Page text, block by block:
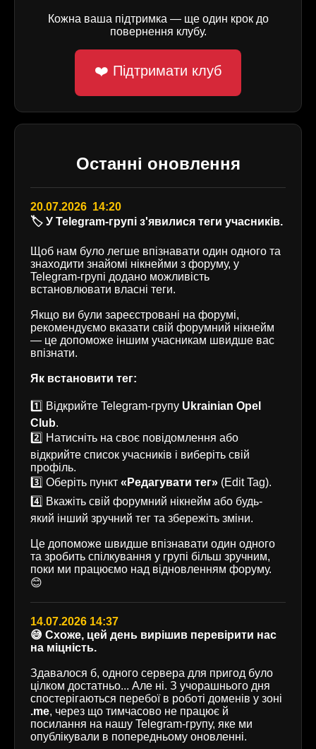
Кожна ваша підтримка — ще один крок до
повернення клубу.
❤️ Підтримати клуб
Останні оновлення
20.07.2026 14:20
🏷️ У Telegram-групі з'явилися теги учасників.
Щоб нам було легше впізнавати один одного та
знаходити знайомі нікнейми з форуму, у
Telegram-групі додано можливість
встановлювати власні теги.
Якщо ви були зареєстровані на форумі,
рекомендуємо вказати свій форумний нікнейм
— це допоможе іншим учасникам швидше вас
впізнати.
Як встановити тег:
1️⃣ Відкрийте Telegram-групу Ukrainian Opel
Club.
2️⃣ Натисніть на своє повідомлення або
відкрийте список учасників і виберіть свій
профіль.
3️⃣ Оберіть пункт «Редагувати тег» (Edit Tag).
4️⃣ Вкажіть свій форумний нікнейм або будь-
який інший зручний тег та збережіть зміни.
Це допоможе швидше впізнавати один одного
та зробить спілкування у групі більш зручним,
поки ми працюємо над відновленням форуму.
😊
14.07.2026 14:37
😅 Схоже, цей день вирішив перевірити нас
на міцність.
Здавалося б, одного сервера для пригод було
цілком достатньо... Але ні. З учорашнього дня
спостерігаються перебої в роботі доменів у зоні
.me, через що тимчасово не працює й
посилання на нашу Telegram-групу, яке ми
опублікували в попередньому оновленні.